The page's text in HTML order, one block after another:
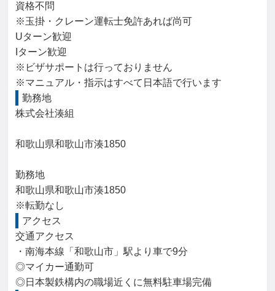
資格不問
※玉掛・クレーン運転士免許あれば尚可
Uターン歓迎
Iターン歓迎
※ビザサポートは行っておりません
※マニュアル・指示はすべて日本語で行います
勤務地
株式会社湊組
和歌山県和歌山市湊1850
勤務地
和歌山県和歌山市湊1850
※転勤なし
アクセス
交通アクセス
・南海本線「和歌山市」駅より車で9分
◎マイカー通勤可
◎日本製鉄構内の職場近くに無料駐車場完備